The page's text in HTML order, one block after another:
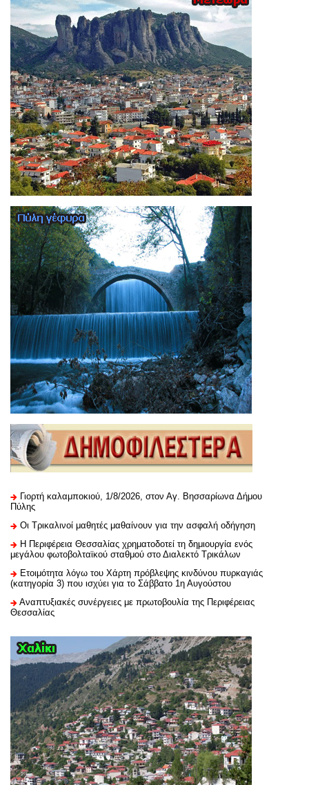
Γιορτή καλαμποκιού, 1/8/2026, στον Αγ. Βησσαρίωνα Δήμου
Πύλης
Οι Τρικαλινοί μαθητές μαθαίνουν για την ασφαλή οδήγηση
H Περιφέρεια Θεσσαλίας χρηματοδοτεί τη δημιουργία ενός
μεγάλου φωτοβολταϊκού σταθμού στο Διαλεκτό Τρικάλων
Ετοιμότητα λόγω του Χάρτη πρόβλεψης κινδύνου πυρκαγιάς
(κατηγορία 3) που ισχύει για το Σάββατο 1η Αυγούστου
Αναπτυξιακές συνέργειες με πρωτοβουλία της Περιφέρειας
Θεσσαλίας